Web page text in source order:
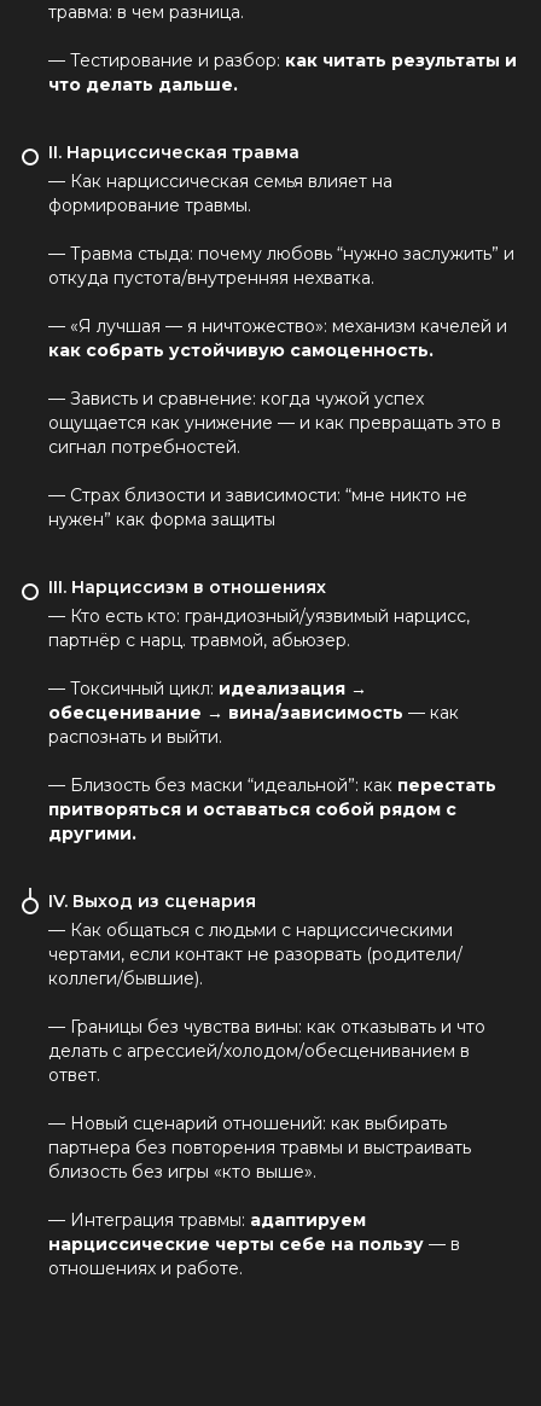
травма: в чем разница.
— Тестирование и разбор: как читать результаты и
что делать дальше.
II. Нарциссическая травма
— Как нарциссическая семья влияет на
формирование травмы.
— Травма стыда: почему любовь “нужно заслужить” и
откуда пустота/внутренняя нехватка.
— «Я лучшая — я ничтожество»: механизм качелей и
как собрать устойчивую самоценность.
— Зависть и сравнение: когда чужой успех
ощущается как унижение — и как превращать это в
сигнал потребностей.
— Страх близости и зависимости: “мне никто не
нужен” как форма защиты
III. Нарциссизм в отношениях
— Кто есть кто: грандиозный/уязвимый нарцисс,
партнёр с нарц. травмой, абьюзер.
— Токсичный цикл: идеализация →
обесценивание → вина/зависимость — как
распознать и выйти.
— Близость без маски “идеальной”: как перестать
притворяться и оставаться собой рядом с
другими.
IV. Выход из сценария
— Как общаться с людьми с нарциссическими
чертами, если контакт не разорвать (родители/
коллеги/бывшие).
— Границы без чувства вины: как отказывать и что
делать с агрессией/холодом/обесцениванием в
ответ.
— Новый сценарий отношений: как выбирать
партнера без повторения травмы и выстраивать
близость без игры «кто выше».
— Интеграция травмы: адаптируем
нарциссические черты себе на пользу — в
отношениях и работе.